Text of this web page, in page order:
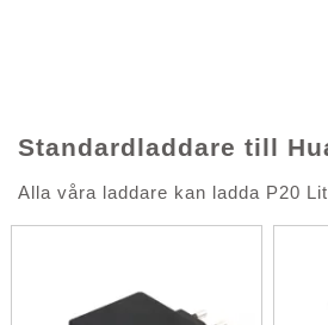
Standardladdare till
Alla våra laddare kan ladda P20